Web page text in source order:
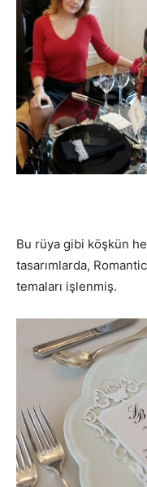
Bu rüya gibi köşkün
tasarımlarda,
temaları işlenmiş.